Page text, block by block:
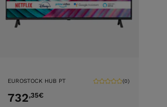
EUROSTOCK HUB PT (0)
732,35€